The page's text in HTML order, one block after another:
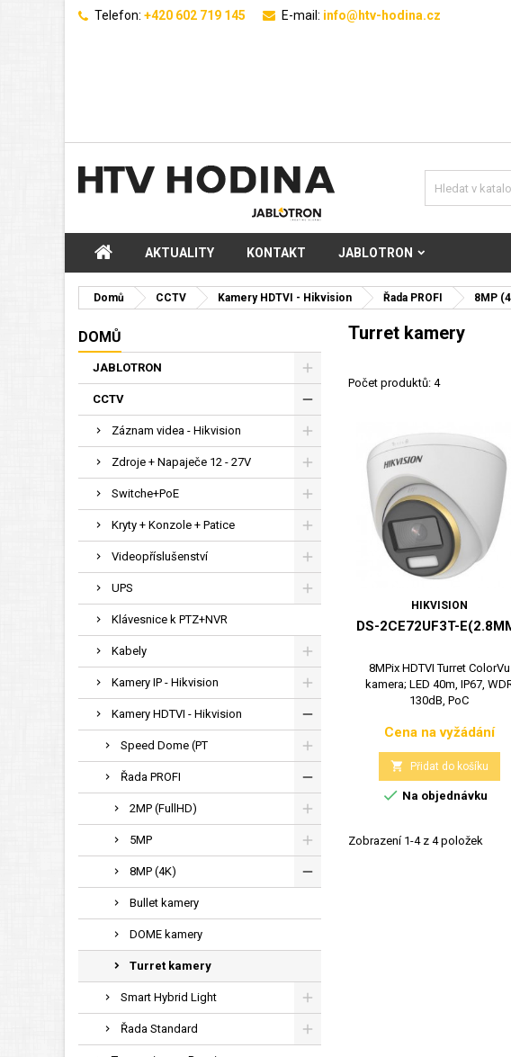
Telefon: +420 602 719 145 E-mail: info@htv-hodina.cz
AKTUALITY KONTAKT JABLOTRON
Domů CCTV Kamery HDTVI - Hikvision Řada PROFI 8MP
DOMŮ
JABLOTRON
CCTV
Záznam videa - Hikvision
Zdroje + Napaječe 12 - 27V
Switche+PoE
Kryty + Konzole + Patice
Videopříslušenství
UPS
Klávesnice k PTZ+NVR
Kabely
Kamery IP - Hikvision
Kamery HDTVI - Hikvision
Speed Dome (PT
Řada PROFI
2MP (FullHD)
5MP
8MP (4K)
Bullet kamery
DOME kamery
Turret kamery
Smart Hybrid Light
Řada Standard
Turret kamery
Počet produktů: 4
HIKVISION
DS-2CE72UF3T-
8MPix HDTVI Turret ColorVu
kamera; LED 40m, IP67,
130dB, PoC
Cena
Cena na vyžádání
 Přidat do košíku
 Na objednávku
Zobrazení 1-4 z 4 položek